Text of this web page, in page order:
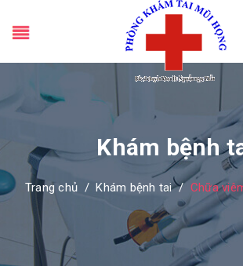
Khám bệnh
Trang chủ / Khám bệnh tai / Chữa